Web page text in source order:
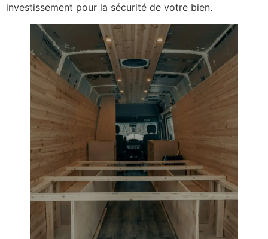
investissement pour la sécurité de votre bien.